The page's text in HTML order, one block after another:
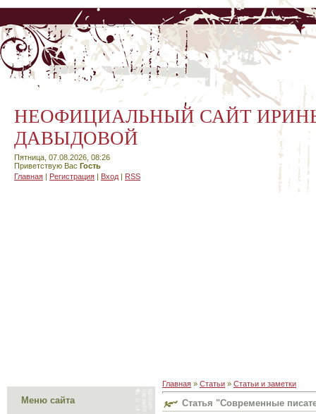
НЕОФИЦИАЛЬНЫЙ САЙТ
ДАВЫДОВОЙ
Пятница, 07.08.2026, 08:26
Приветствую Вас Гость
Главная | Регистрация | Вход | RSS
Меню сайта
Главная » Статьи » Статьи и заметки
Статья "Современные